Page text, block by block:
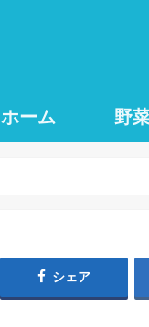
ホーム 野
シェア